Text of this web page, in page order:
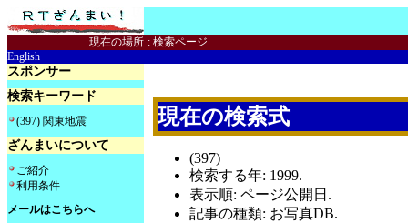
現在の場所 : 検索ページ
English
スポンサー
検索キーワード
(397) 関東地震
ざんまいについて
ご紹介
利用条件
メールはこちらへ
現在の検索式
(397)
検索する年: 1999.
表示順: ページ公開日.
記事の種類: お写真DB.